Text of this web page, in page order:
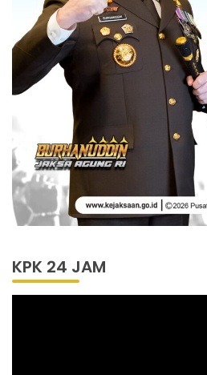
KPK 24 JAM